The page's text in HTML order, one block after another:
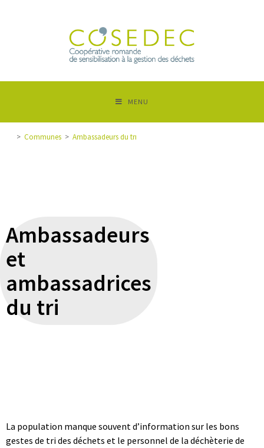
MENU
> Communes > Ambassadeurs du tri
Ambassadeurs
et
ambassadrices
du tri
La population manque souvent d’information sur les bons
gestes de tri des déchets et le personnel de la déchèterie de